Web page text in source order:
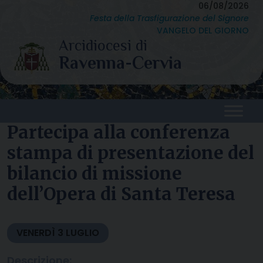
content
06/08/2026
Festa della Trasfigurazione del Signore
VANGELO DEL GIORNO
Partecipa alla conferenza
stampa di presentazione del
bilancio di missione
dell’Opera di Santa Teresa
VENERDÌ 3 LUGLIO